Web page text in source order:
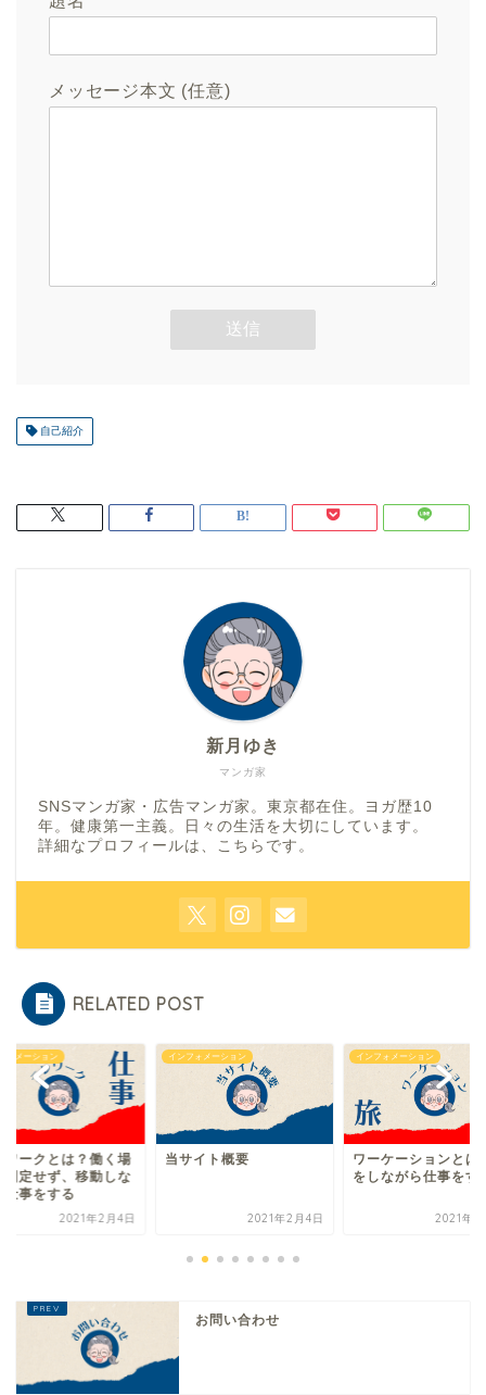
メッセージ本文 (任意)
自己紹介
マンガ家
新月ゆき
SNSマンガ家・広告マンガ家。東京都在住。ヨガ歴10
年。健康第一主義。日々の生活を大切にしています。
詳細なプロフィールは、 こちら です。
RELATED POST
ォメーション
ワークとは？働く場
固定せず、移動しな
仕事をする
2021年2月4日
インフォメーション
当サイト概要
2021年2月4日
インフォメーション
ワーケーションとは
をしながら仕事をす
2021年2
お問い合わせ